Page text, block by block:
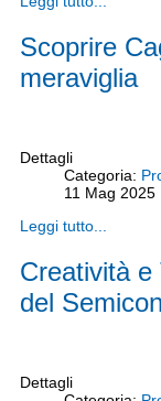
Scoprire
meraviglia
Dettagli
Categoria:
11 Mag 2025
Leggi tutto...
Creatività e
del
Dettagli